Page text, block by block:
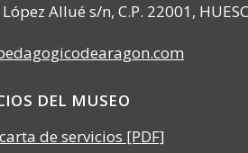
Allué s/n, C.P. 22001,
DEL MUSEO
de servicios [PDF]